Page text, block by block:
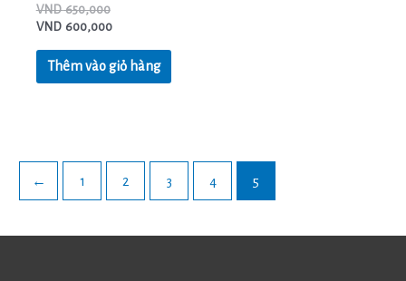
Được
xếp
hạng
sao
VND650,000
VND 600,000
Thêm vào giỏ hàng
← 1 2 3 4 5